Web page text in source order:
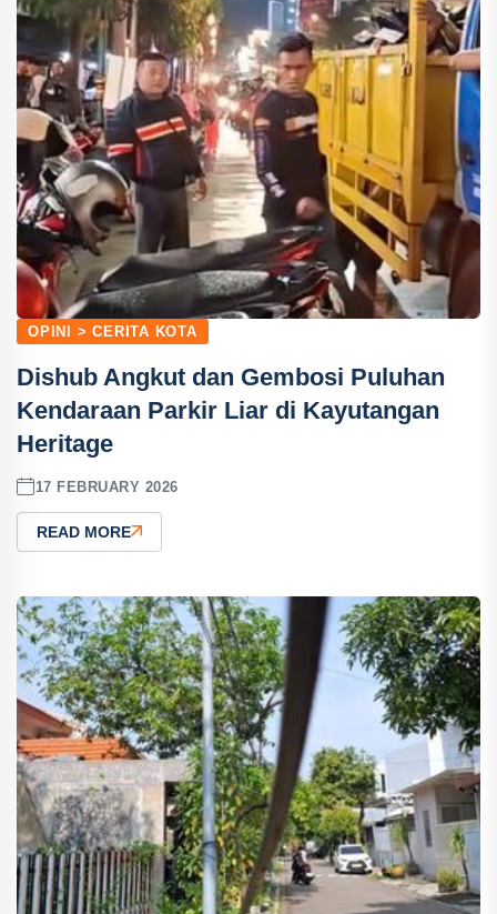
OPINI > CERITA KOTA
Dishub Angkut dan Gembosi Puluhan
Kendaraan Parkir Liar di Kayutangan
Heritage
17 FEBRUARY 2026
READ MORE